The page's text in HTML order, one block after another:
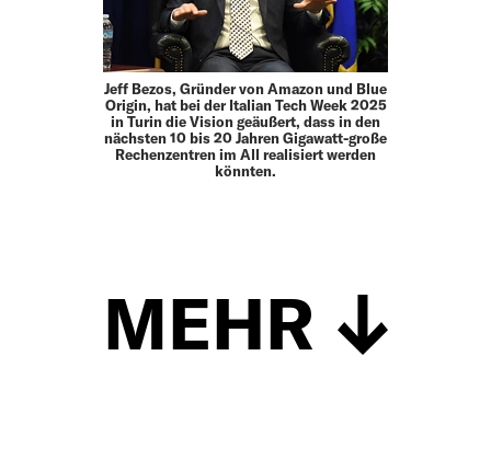
Jeff Bezos, Gründer von Amazon und Blue
Origin, hat bei der Italian Tech Week 2025
in Turin die Vision geäußert, dass in den
nächsten 10 bis 20 Jahren Gigawatt-große
Rechenzentren im All realisiert werden
könnten.
MEHR